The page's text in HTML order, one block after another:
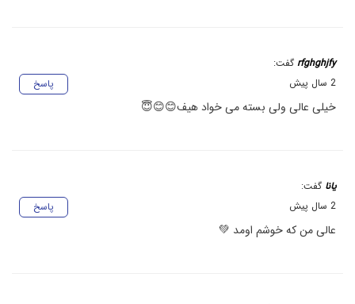
rfghghjfy گفت:
پاسخ
2 سال پیش
خیلی عالی ولی بسته می خواد هیف😊😊😇
یانا گفت:
پاسخ
2 سال پیش
عالی من که خوشم اومد 💚